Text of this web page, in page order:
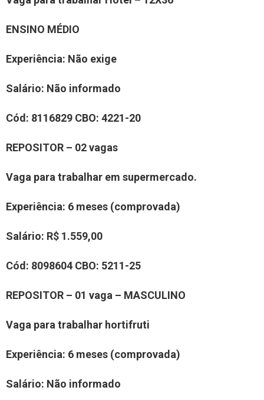
ENSINO MÉDIO
Experiência: Não exige
Salário: Não informado
Cód: 8116829 CBO: 4221-20
REPOSITOR – 02 vagas
Vaga para trabalhar em supermercado.
Experiência: 6 meses (comprovada)
Salário: R$ 1.559,00
Cód: 8098604 CBO: 5211-25
REPOSITOR – 01 vaga – MASCULINO
Vaga para trabalhar hortifruti
Experiência: 6 meses (comprovada)
Salário: Não informado